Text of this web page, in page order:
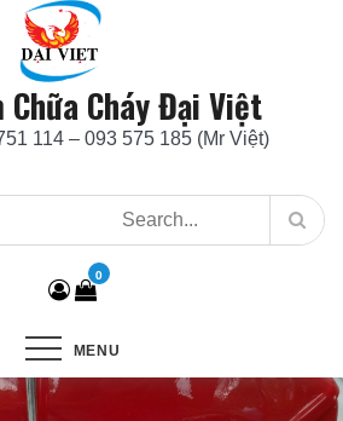
Chữa Cháy Đại Việt
114 – 093 575 185 (Mr Việt)
0
MENU